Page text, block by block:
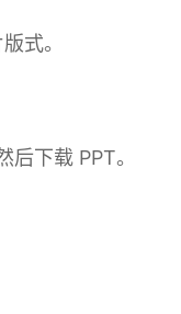
式。
下载 PPT。